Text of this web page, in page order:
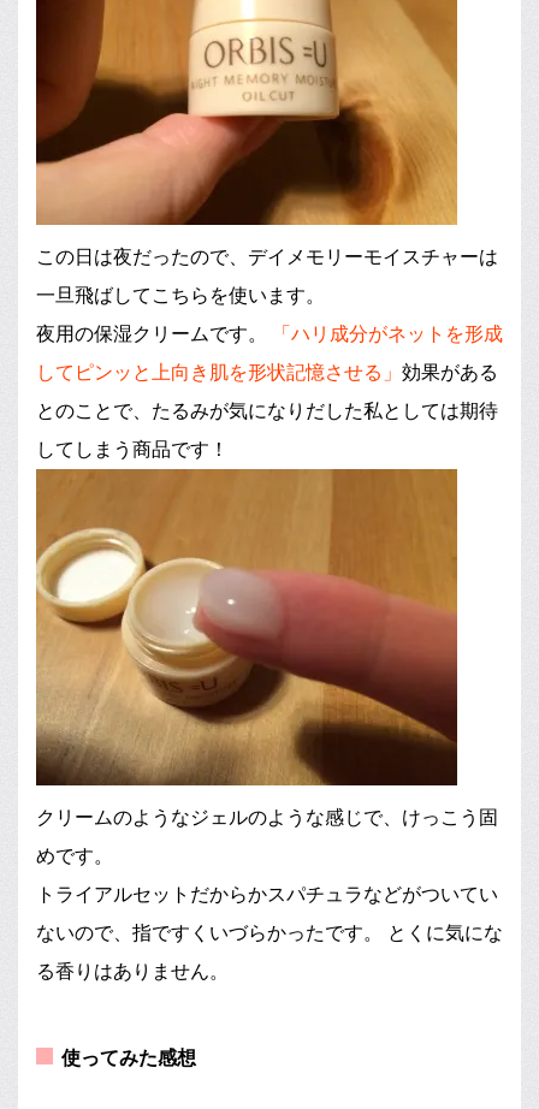
この日は夜だったので、デイメモリーモイスチャーは
一旦飛ばしてこちらを使います。
夜用の保湿クリームです。
「ハリ成分がネットを形成
してピンッと上向き肌を形状記憶させる」 効果がある
とのことで、たるみが気になりだした私としては期待
してしまう商品です！
クリームのようなジェルのような感じで、けっこう固
めです。
トライアルセットだからかスパチュラなどがついてい
ないので、指ですくいづらかったです。 とくに気にな
る香りはありません。
使ってみた感想